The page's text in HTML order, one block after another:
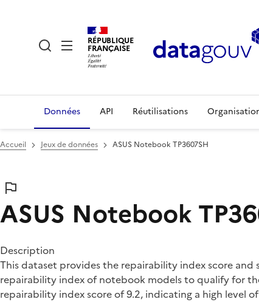
RÉPUBLIQUE
FRANÇAISE
Données API Réutilisations
Accueil Jeux de données ASUS Notebook TP3607SH
ASUS Notebook
Description
This dataset provides the repairability index score
repairability index of notebook models to qualify for
repairability index score of 9.2, indicating a high level